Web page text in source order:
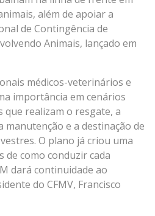
além de apoiar a
de Contingência de
Animais, lançado em
médicos-veterinários e
importância em cenários
que realizam o resgate, a
manutenção e a destinação de
O plano já criou uma
como conduzir cada
dará continuidade ao
do CFMV, Francisco